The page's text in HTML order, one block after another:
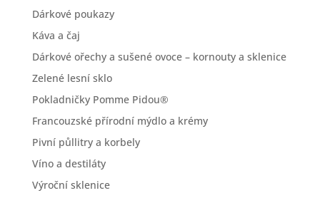
Dárkové poukazy
Káva a čaj
Dárkové ořechy a sušené ovoce – kornouty a sklenice
Zelené lesní sklo
Pokladničky Pomme Pidou®
Francouzské přírodní mýdlo a krémy
Pivní půllitry a korbely
Víno a destiláty
Výroční sklenice